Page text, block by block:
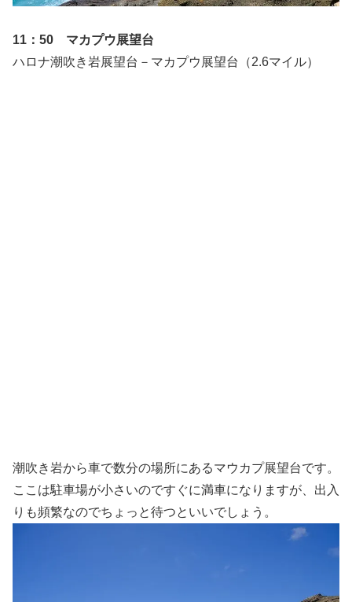
11：50 マカプウ展望台
ハロナ潮吹き岩展望台－マカプウ展望台（2.6マイル）
潮吹き岩から車で数分の場所にあるマウカプ展望台です。
ここは駐車場が小さいのですぐに満車になりますが、出入
りも頻繁なのでちょっと待つといいでしょう。